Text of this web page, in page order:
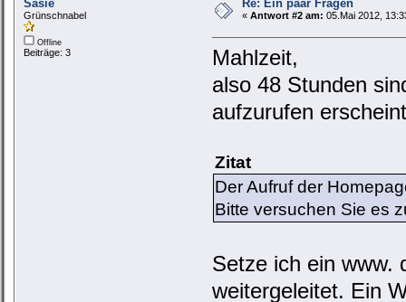
Sasie
Grünschnabel
Offline
Beiträge: 3
Re: Ein paar Fragen
« Antwort #2 am: 05.Mai 2012,
Mahlzeit,
also 48 Stunden
aufzurufen
Zitat
Der Aufruf der
Bitte versuchen Sie es
Setze ich ein www.
weitergeleitet. Ein